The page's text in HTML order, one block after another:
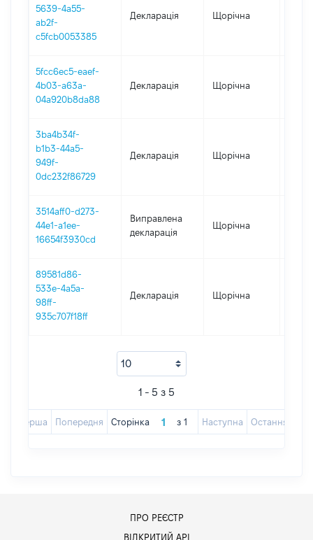
5639-4a55-
ab2f-
c5fcb0053385
Декларація Щорічна
5fcc6ec5-eaef-
4b03-a63a-
04a920b8da88
Декларація Щорічна
3ba4b34f-
b1b3-44a5-
949f-
0dc232f86729
Декларація Щорічна
3514aff0-d273-
44e1-a1ee-
16654f3930cd
Виправлена
декларація
Щорічна
89581d86-
533e-4a5a-
98ff-
935c707f18ff
Декларація Щорічна
1 - 5 з 5
Перша Попередня Сторінка з 1 Наступна Остання
ПРО РЕЄСТР
ВІДКРИТИЙ АРІ